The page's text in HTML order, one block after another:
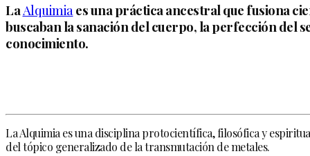
La Alquimia es una práctica ancestral que fusiona
buscaban la sanación del cuerpo, la perfección del
conocimiento.
La Alquimia es una disciplina protocientífica, filosófica y
del tópico generalizado de la transmutación de metales.